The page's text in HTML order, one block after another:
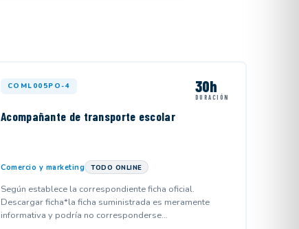
COML005PO-4 30h
DURACIÓN
Acompañante de transporte escolar
Comercio y marketing TODO ONLINE
Según establece la correspondiente ficha oficial.
Descargar ficha*la ficha suministrada es meramente
informativa y podría no corresponderse...